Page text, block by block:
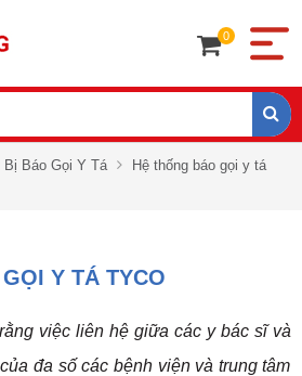
0
Bị Báo Gọi Y Tá
Hệ thống báo gọi y tá
Y TÁ TYCO
việc liên hệ giữa các y bác sĩ và
đa số các bệnh viện và trung tâm